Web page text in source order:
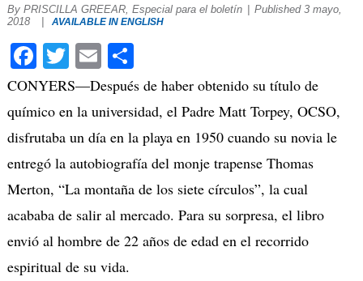
By PRISCILLA GREEAR, Especial para el boletín
Published 3 mayo,
2018
AVAILABLE IN ENGLISH
Facebook
Twitter
EmailCompartir
CONYERS—Después de haber obtenido su título de
químico en la universidad, el Padre Matt Torpey, OCSO,
disfrutaba un día en la playa en 1950 cuando su novia le
entregó la autobiografía del monje trapense Thomas
Merton, “La montaña de los siete círculos”, la cual
acababa de salir al mercado. Para su sorpresa, el libro
envió al hombre de 22 años de edad en el recorrido
espiritual de su vida.